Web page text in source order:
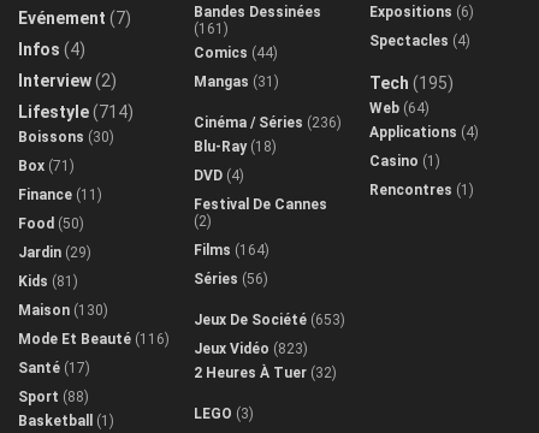
Evénement (7)
Infos (4)
Interview(2)
Lifestyle(714)
Boissons (30)
Box (71)
Finance (11)
Food (50)
Jardin (29)
Kids (81)
Maison (130)
Mode Et Beauté (116)
Santé (17)
Sport (88)
Basketball
(1)
Bandes Dessinées
(161)
Comics (44)
Mangas (31)
Cinéma / Séries (236)
Blu-Ray(18)
DVD (4)
Festival De Cannes
(2)
Films (164)
Séries (56)
Jeux De Société (653)
Jeux Vidéo (823)
2 Heures À Tuer (32)
LEGO (3)
Expositions (6)
Spectacles (4)
Tech (195)
Web (64)
Applications (4)
Casino (1)
Rencontres (1)